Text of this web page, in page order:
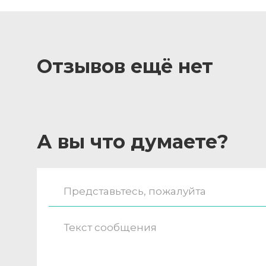
Отзывов ещё нет
А вы что думаете?